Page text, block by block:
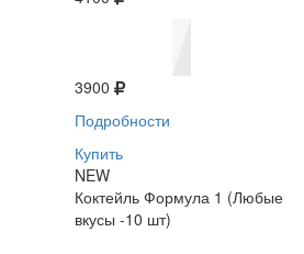
3900
Подробности
Купить
NEW
Коктейль Формула 1 (Любые
вкусы -10 шт)